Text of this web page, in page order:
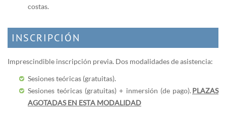
costas.
INSCRIPCIÓN
Imprescindible inscripción previa. Dos modalidades de asistencia:
Sesiones teóricas (gratuitas).
Sesiones teóricas (gratuitas) + inmersión (de pago).PLAZAS
AGOTADAS EN ESTA MODALIDAD